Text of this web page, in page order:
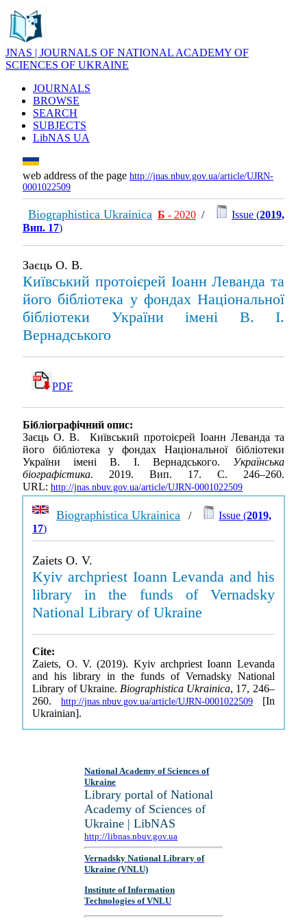
JNAS | JOURNALS OF NATIONAL ACADEMY OF
SCIENCES OF UKRAINE
JOURNALS
BROWSE
SEARCH
SUBJECTS
LibNAS UA
web address of the page http://jnas.nbuv.gov.ua/article/UJRN-
0001022509
Biographistica Ukrainica Б - 2020 / Issue (2019,
Вип. 17)
Заєць О. В.
Київський протоієрей Іоанн Леванда та
його бібліотека у фондах Національної
бібліотеки України імені В. І.
Вернадського
PDF
Бібліографічний опис:
Заєць О. В. Київський протоієрей Іоанн Леванда та
його бібліотека у фондах Національної бібліотеки
України імені В. І. Вернадського. Українська
біографістика. 2019. Вип. 17. С. 246–260.
URL: http://jnas.nbuv.gov.ua/article/UJRN-0001022509
Biographistica Ukrainica / Issue (2019,
17)
Zaiets O. V.
Kyiv archpriest Ioann Levanda and his
library in the funds of Vernadsky
National Library of Ukraine
Cite:
Zaiets, O. V. (2019). Kyiv archpriest Ioann Levanda
and his library in the funds of Vernadsky National
Library of Ukraine. Biographistica Ukrainica, 17, 246–
260. http://jnas.nbuv.gov.ua/article/UJRN-0001022509 [In
Ukrainian].
National Academy of Sciences of
Ukraine
Library portal of National
Academy of Sciences of
Ukraine | LibNAS
http://libnas.nbuv.gov.ua
Vernadsky National Library of
Ukraine (VNLU)
Institute of Information
Technologies of VNLU